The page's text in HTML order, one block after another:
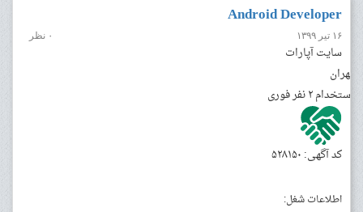
Android Developer
۱۶ تیر ۱۳۹۹ ۰ نظر
سایت آپارات
تهران
استخدام ۲ نفر
فوری
کد آگهی: ۵۲۸۱۵۰
اطلاعات شغل: